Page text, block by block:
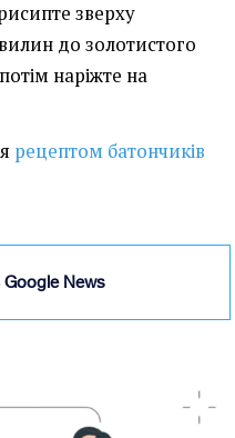
зверху
до золотистого
наріжте на
рецептом батончиків
Google News